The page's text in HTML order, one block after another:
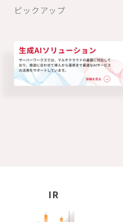
ピックアップ
IR